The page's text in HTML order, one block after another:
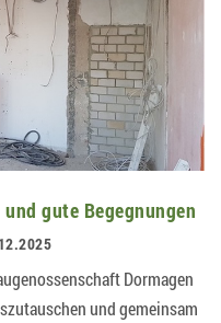
gute Begegnungen
Dormagen
und gemeinsam